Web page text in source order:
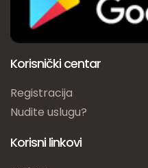
Korisnički centar
Registracija
Nudite uslugu?
Korisni linkovi